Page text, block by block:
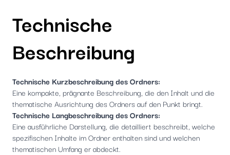
Technische
Beschreibung
Technische Kurzbeschreibung des Ordners:
Eine kompakte, prägnante Beschreibung, die den Inhalt und die
thematische Ausrichtung des Ordners auf den Punkt bringt.
Technische Langbeschreibung des Ordners:
Eine ausführliche Darstellung, die detailliert beschreibt, welche
spezifischen Inhalte im Ordner enthalten sind und welchen
thematischen Umfang er abdeckt.